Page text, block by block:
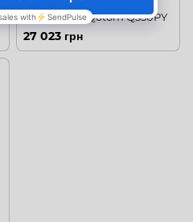
Промисловий міні
компьютер Qotom Q350PY
27 023 грн